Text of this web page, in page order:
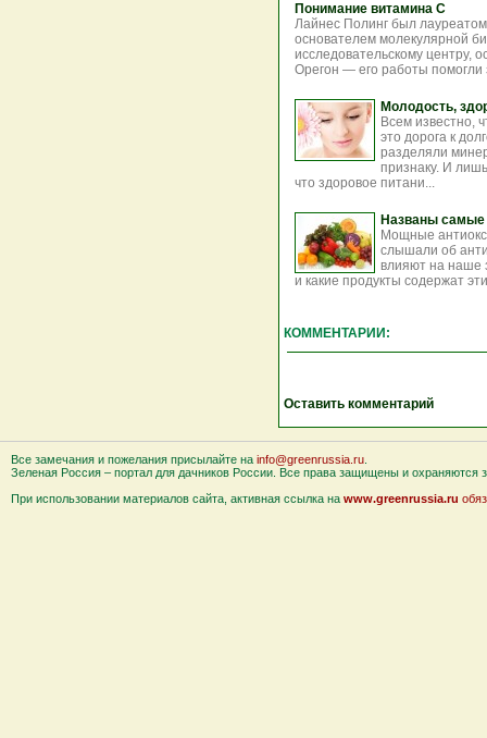
Понимание витамина C
Лайнес Полинг был
основателем молекулярной
исследовательскому центру,
Орегон — его работы помогли
Молодость,
Всем известно,
это дорога к
разделяли
признаку. И
что здоровое питани...
Названы
Мощные
слышали об
влияют на наше
и какие продукты содержат
КОММЕНТАРИИ:
Оставить комментарий
Все замечания и пожелания присылайте на info@greenrussia.ru
Зеленая Россия – портал для дачников России. Все права защищены и охраняются
При использовании материалов сайта, активная ссылка на www.greenrussia.ru